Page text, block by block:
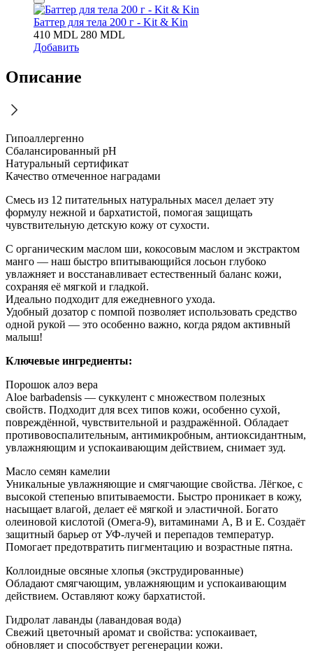
Баттер для тела 200 г - Kit & Kin
410 MDL 280 MDL
Добавить
Описание
Гипоаллергенно
Сбалансированный pH
Натуральный сертификат
Качество отмеченное наградами
Смесь из 12 питательных натуральных масел делает эту
формулу нежной и бархатистой, помогая защищать
чувствительную детскую кожу от сухости.
С органическим маслом ши, кокосовым маслом и экстрактом
манго — наш быстро впитывающийся лосьон глубоко
увлажняет и восстанавливает естественный баланс кожи,
сохраняя её мягкой и гладкой.
Идеально подходит для ежедневного ухода.
Удобный дозатор с помпой позволяет использовать средство
одной рукой — это особенно важно, когда рядом активный
малыш!
Ключевые ингредиенты:
Порошок алоэ вера
Aloe barbadensis — суккулент с множеством полезных
свойств. Подходит для всех типов кожи, особенно сухой,
повреждённой, чувствительной и раздражённой. Обладает
противовоспалительным, антимикробным, антиоксидантным,
увлажняющим и успокаивающим действием, снимает зуд.
Масло семян камелии
Уникальные увлажняющие и смягчающие свойства. Лёгкое, с
высокой степенью впитываемости. Быстро проникает в кожу,
насыщает влагой, делает её мягкой и эластичной. Богато
олеиновой кислотой (Омега-9), витаминами A, B и E. Создаёт
защитный барьер от УФ-лучей и перепадов температур.
Помогает предотвратить пигментацию и возрастные пятна.
Коллоидные овсяные хлопья (экструдированные)
Обладают смягчающим, увлажняющим и успокаивающим
действием. Оставляют кожу бархатистой.
Гидролат лаванды (лавандовая вода)
Свежий цветочный аромат и свойства: успокаивает,
обновляет и способствует регенерации кожи.